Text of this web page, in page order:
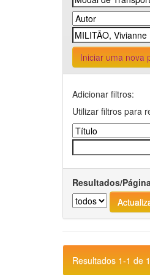
Iniciar uma nova
Adicionar filtros:
Utilizar filtros para
Resultados/
Resultados 1-1 de